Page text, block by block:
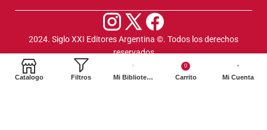
2024. Siglo XXI Editores Argentina ©️. Todos los derechos
reservados
Catalogo Filtros Mi Biblioteca
0
Carrito Mi Cuenta